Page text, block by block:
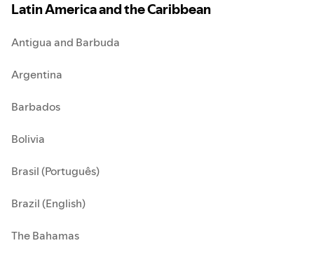
Latin America and the Caribbean
Antigua and Barbuda
Argentina
Barbados
Bolivia
Brasil (Português)
Brazil (English)
The Bahamas